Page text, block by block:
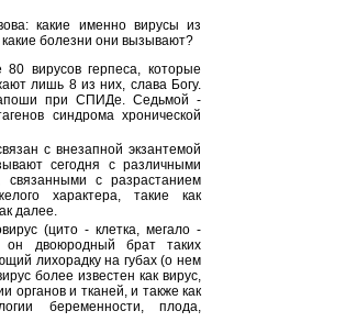
какие именно вирусы из
какие болезни они вызывают?
вирусов герпеса, которые
лишь 8 из них, слава Богу.
при СПИДе. Седьмой -
синдрома хронической
с внезапной экзантемой
сегодня с различными
связанными с разрастанием
характера, такие как
далее.
(цито - клетка, мегало -
он двоюродный брат таких
лихорадку на губах (о нем
более известен как вирус,
органов и тканей, и также как
беременности, плода,